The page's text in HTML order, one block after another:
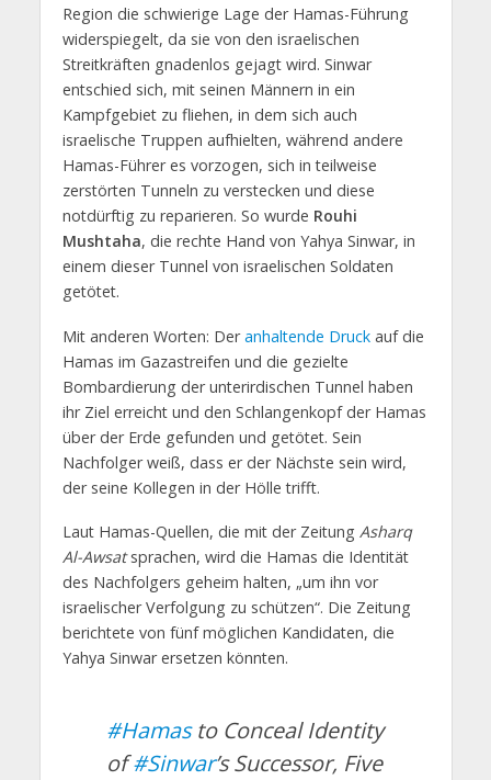
Region die schwierige Lage der Hamas-Führung
widerspiegelt, da sie von den israelischen
Streitkräften gnadenlos gejagt wird. Sinwar
entschied sich, mit seinen Männern in ein
Kampfgebiet zu fliehen, in dem sich auch
israelische Truppen aufhielten, während andere
Hamas-Führer es vorzogen, sich in teilweise
zerstörten Tunneln zu verstecken und diese
notdürftig zu reparieren. So wurde Rouhi
Mushtaha, die rechte Hand von Yahya Sinwar, in
einem dieser Tunnel von israelischen Soldaten
getötet.
Mit anderen Worten: Deranhaltende Druckauf die
Hamas im Gazastreifen und die gezielte
Bombardierung der unterirdischen Tunnel haben
ihr Ziel erreicht und den Schlangenkopf der Hamas
über der Erde gefunden und getötet. Sein
Nachfolger weiß, dass er der Nächste sein wird,
der seine Kollegen in der Hölle trifft.
Laut Hamas-Quellen, die mit der Zeitung Asharq
Al-Awsatsprachen, wird die Hamas die Identität
des Nachfolgers geheim halten, „um ihn vor
israelischer Verfolgung zu schützen“. Die Zeitung
berichtete von fünf möglichen Kandidaten, die
Yahya Sinwar ersetzen könnten.
#Hamasto Conceal Identity
of#Sinwar’s Successor, Five